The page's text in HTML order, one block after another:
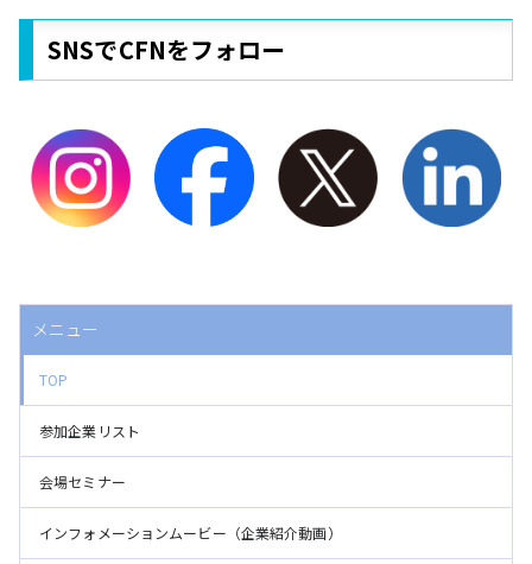
SNSでCFNをフォロー
メニュー
TOP
参加企業リスト
会場セミナー
インフォメーションムービー（企業紹介動画）